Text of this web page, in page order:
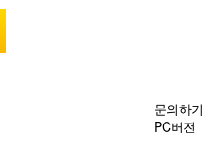
문의하기
PC버전